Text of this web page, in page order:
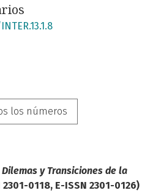
los números
y Transiciones de la
2301-0118, E-ISSN 2301-0126)